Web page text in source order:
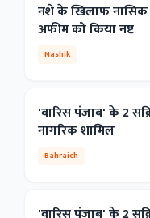
नशे के खिलाफ नासिक
अफीम को किया नष्ट
Nashik
'वारिस पंजाब' के 2
नागरिक शामिल
Bahraich